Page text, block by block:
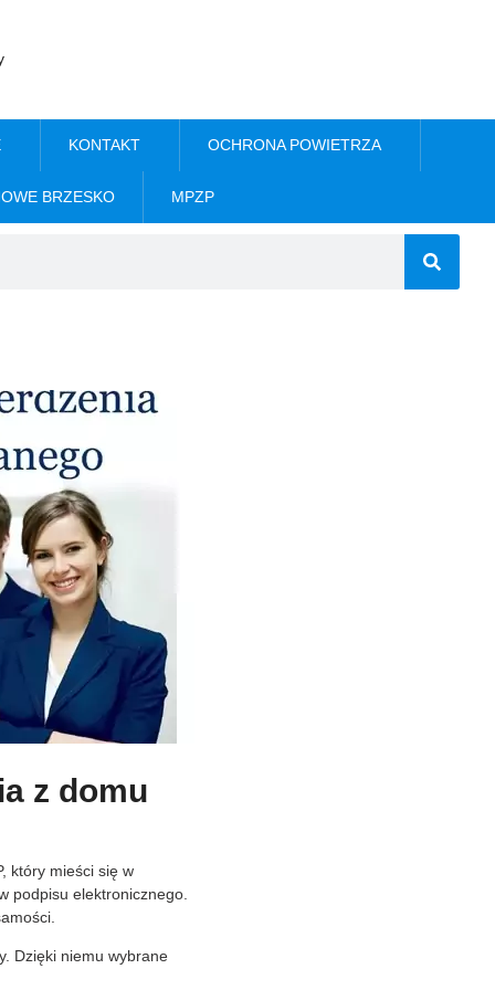
KONTAKT OCHRONA POWIETRZA
BRZESKO MPZP
z domu
który mieści się w
podpisu elektronicznego.
Dzięki niemu wybrane